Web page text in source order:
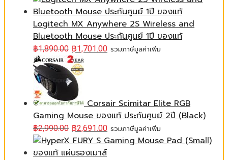
Logitech MX Anywhere 2S Wireless and
Bluetooth Mouse ประกันศูนย์ 1ปี ของแท้
฿1,890.00 ฿1,701.00 รวมภาษีมูลค่าเพิ่ม
Corsair Scimitar Elite RGB
Gaming Mouse ของแท้ ประกันศูนย์ 2ปี (Black)
฿2,990.00 ฿2,691.00 รวมภาษีมูลค่าเพิ่ม